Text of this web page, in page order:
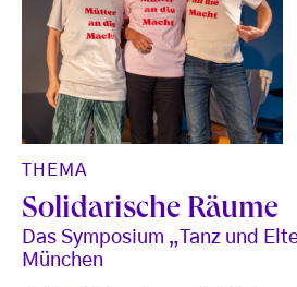
THEMA
Solidarische Räume
Das Symposium „Tanz und
München